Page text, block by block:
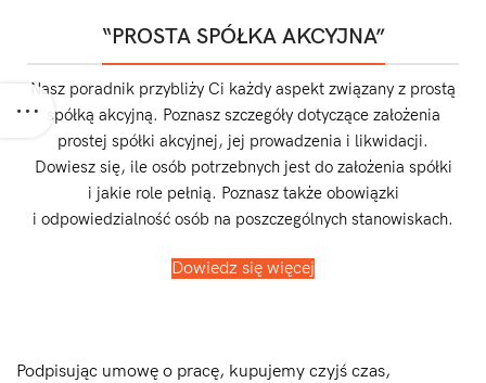
“PROSTA SPÓŁKA AKCYJNA”
Nasz poradnik przybliży Ci każdy aspekt związany z prostą
spółką akcyjną. Poznasz szczegóły dotyczące założenia
prostej spółki akcyjnej, jej prowadzenia i likwidacji.
Dowiesz się, ile osób potrzebnych jest do założenia spółki
i jakie role pełnią. Poznasz także obowiązki
i odpowiedzialność osób na poszczególnych stanowiskach.
Dowiedz się więcej
Podpisując umowę o pracę, kupujemy czyjś czas,